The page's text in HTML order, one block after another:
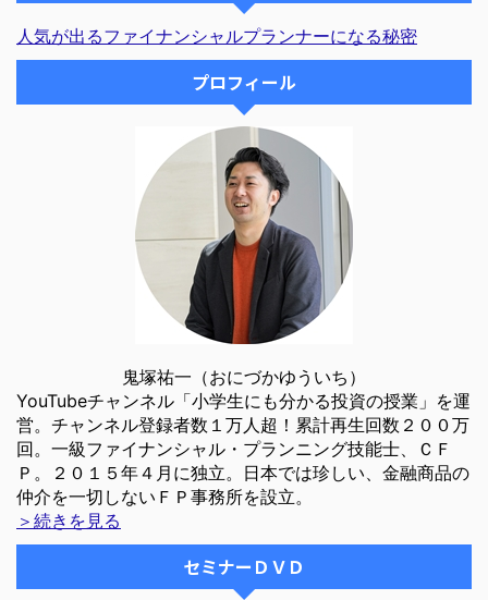
人気が出るファイナンシャルプランナーになる秘密
プロフィール
鬼塚祐一（おにづかゆういち）
YouTubeチャンネル「小学生にも分かる投資の授業」を運
営。チャンネル登録者数１万人超！累計再生回数２００万
回。一級ファイナンシャル・プランニング技能士、ＣＦ
Ｐ。２０１５年４月に独立。日本では珍しい、金融商品の
仲介を一切しないＦＰ事務所を設立。
＞続きを見る
セミナーＤＶＤ